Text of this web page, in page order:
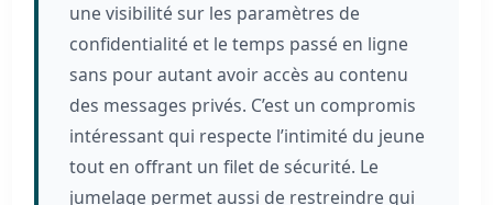
une visibilité sur les paramètres de
confidentialité et le temps passé en ligne
sans pour autant avoir accès au contenu
des messages privés. C’est un compromis
intéressant qui respecte l’intimité du jeune
tout en offrant un filet de sécurité. Le
jumelage permet aussi de restreindre qui